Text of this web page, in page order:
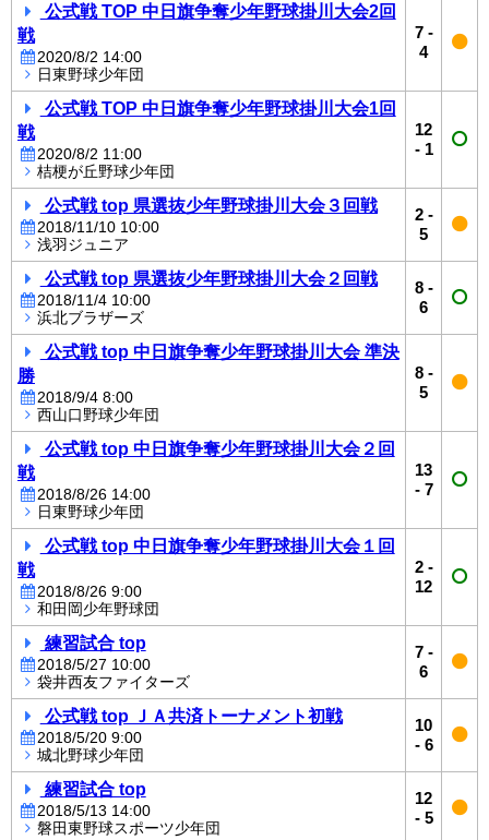
公式戦 TOP 中日旗争奪少年野球掛川大会2回
戦
2020/8/2 14:00
日東野球少年団
7-
4
公式戦 TOP 中日旗争奪少年野球掛川大会1回
戦
2020/8/2 11:00
桔梗が丘野球少年団
12
- 1
公式戦 top 県選抜少年野球掛川大会３回戦
2018/11/10 10:00
浅羽ジュニア
2-
5
公式戦 top 県選抜少年野球掛川大会２回戦
2018/11/4 10:00
浜北ブラザーズ
8-
6
公式戦 top 中日旗争奪少年野球掛川大会 準決
勝
2018/9/4 8:00
西山口野球少年団
8-
5
公式戦 top 中日旗争奪少年野球掛川大会２回
戦
2018/8/26 14:00
日東野球少年団
13
- 7
公式戦 top 中日旗争奪少年野球掛川大会１回
戦
2018/8/26 9:00
和田岡少年野球団
2-
12
練習試合 top
2018/5/27 10:00
袋井西友ファイターズ
7-
6
公式戦 top ＪＡ共済トーナメント初戦
2018/5/20 9:00
城北野球少年団
10
- 6
練習試合 top
2018/5/13 14:00
磐田東野球スポーツ少年団
12
- 5